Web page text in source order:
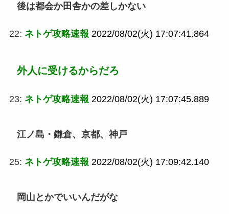
後は都会か田舎かの差しかない
22: ネトゲ攻略速報 2022/08/02(火) 17:07:41.864
外人に受けるからだろ
23: ネトゲ攻略速報 2022/08/02(火) 17:07:45.889
江ノ島・鎌倉、京都、神戸
25: ネトゲ攻略速報 2022/08/02(火) 17:09:42.140
岡山とかでいいんだがな